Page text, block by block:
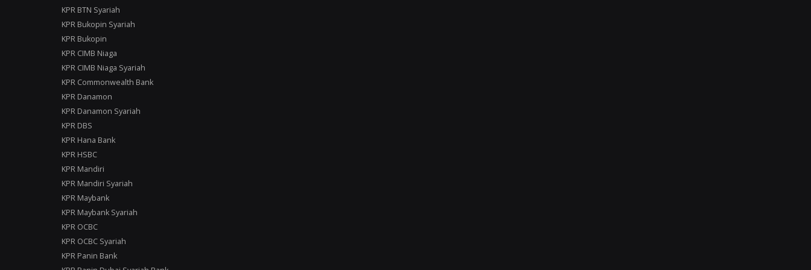
KPR BTN Syariah
KPR Bukopin Syariah
KPR Bukopin
KPR CIMB Niaga
KPR CIMB Niaga Syariah
KPR Commonwealth Bank
KPR Danamon
KPR Danamon Syariah
KPR DBS
KPR Hana Bank
KPR HSBC
KPR Mandiri
KPR Mandiri Syariah
KPR Maybank
KPR Maybank Syariah
KPR OCBC
KPR OCBC Syariah
KPR Panin Bank